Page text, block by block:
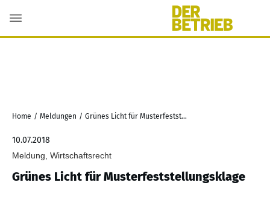
Home / Meldungen / Grünes Licht für Musterfeststellungsklage
10.07.2018
Meldung, Wirtschaftsrecht
Grünes Licht für Musterfeststellungsklage